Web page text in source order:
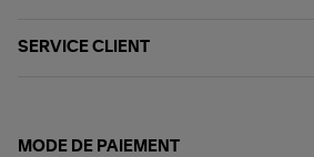
SERVICE CLIENT
MODE DE PAIEMENT